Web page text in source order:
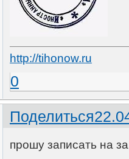
http://tihonow.ru
0
Поделиться
прошу записать на